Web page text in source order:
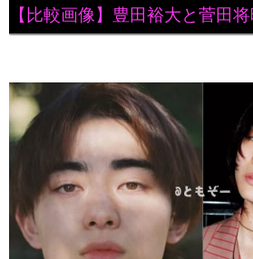
【比較画像】豊田裕大と菅田